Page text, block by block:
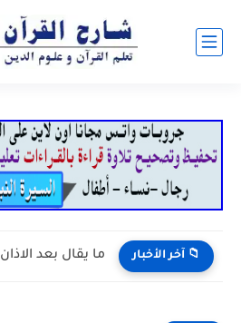
📁 آخر الأخبار ما يقال بعد الاذان